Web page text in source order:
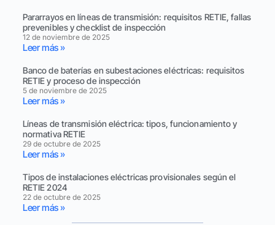
Pararrayos en líneas de transmisión: requisitos RETIE, fallas
prevenibles y checklist de inspección
12 de noviembre de 2025
Leer más »
Banco de baterías en subestaciones eléctricas: requisitos
RETIE y proceso de inspección
5 de noviembre de 2025
Leer más »
Líneas de transmisión eléctrica: tipos, funcionamiento y
normativa RETIE
29 de octubre de 2025
Leer más »
Tipos de instalaciones eléctricas provisionales según el
RETIE 2024
22 de octubre de 2025
Leer más »